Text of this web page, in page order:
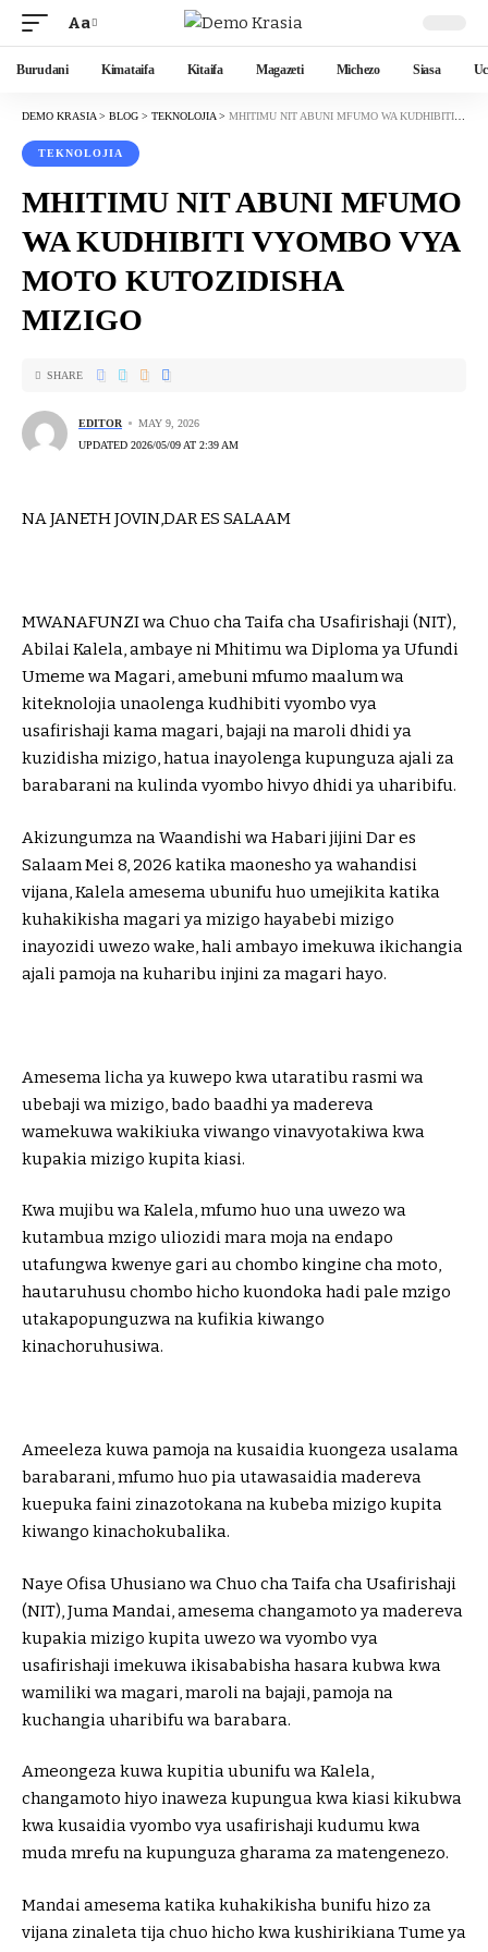
Aa
Burudani Kimataifa Kitaifa Magazeti Michezo Siasa
DEMO KRASIA > BLOG > TEKNOLOJIA > MHITIMU NIT ABUNI MFUMO WA KUDHIBITI VYOMBO VYA MOTO KUTOZIDISHA MIZIGO
TEKNOLOJIA
MHITIMU NIT ABUNI MFUMO
WA KUDHIBITI VYOMBO VYA
MOTO KUTOZIDISHA
MIZIGO
EDITOR
MAY 9, 2026
UPDATED 2026/05/09 AT 2:39 AM
SHARE
NA JANETH JOVIN,DAR ES SALAAM
MWANAFUNZI wa Chuo cha Taifa cha Usafirishaji (NIT),
Abilai Kalela, ambaye ni Mhitimu wa Diploma ya Ufundi
Umeme wa Magari, amebuni mfumo maalum wa
kiteknolojia unaolenga kudhibiti vyombo vya
usafirishaji kama magari, bajaji na maroli dhidi ya
kuzidisha mizigo, hatua inayolenga kupunguza ajali za
barabarani na kulinda vyombo hivyo dhidi ya uharibifu.
Akizungumza na Waandishi wa Habari jijini Dar es
Salaam Mei 8, 2026 katika maonesho ya wahandisi
vijana, Kalela amesema ubunifu huo umejikita katika
kuhakikisha magari ya mizigo hayabebi mizigo
inayozidi uwezo wake, hali ambayo imekuwa ikichangia
ajali pamoja na kuharibu injini za magari hayo.
Amesema licha ya kuwepo kwa utaratibu rasmi wa
ubebaji wa mizigo, bado baadhi ya madereva
wamekuwa wakikiuka viwango vinavyotakiwa kwa
kupakia mizigo kupita kiasi.
Kwa mujibu wa Kalela, mfumo huo una uwezo wa
kutambua mzigo uliozidi mara moja na endapo
utafungwa kwenye gari au chombo kingine cha moto,
hautaruhusu chombo hicho kuondoka hadi pale mzigo
utakapopunguzwa na kufikia kiwango
kinachoruhusiwa.
Ameeleza kuwa pamoja na kusaidia kuongeza usalama
barabarani, mfumo huo pia utawasaidia madereva
kuepuka faini zinazotokana na kubeba mizigo kupita
kiwango kinachokubalika.
Naye Ofisa Uhusiano wa Chuo cha Taifa cha Usafirishaji
(NIT), Juma Mandai, amesema changamoto ya madereva
kupakia mizigo kupita uwezo wa vyombo vya
usafirishaji imekuwa ikisababisha hasara kubwa kwa
wamiliki wa magari, maroli na bajaji, pamoja na
kuchangia uharibifu wa barabara.
Ameongeza kuwa kupitia ubunifu wa Kalela,
changamoto hiyo inaweza kupungua kwa kiasi kikubwa
kwa kusaidia vyombo vya usafirishaji kudumu kwa
muda mrefu na kupunguza gharama za matengenezo.
Mandai amesema katika kuhakikisha bunifu hizo za
vijana zinaleta tija chuo hicho kwa kushirikiana Tume ya